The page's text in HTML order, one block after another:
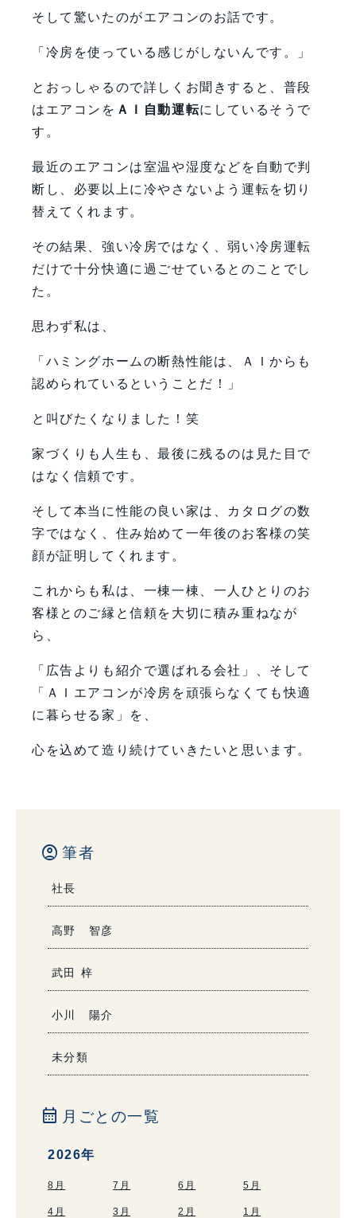
そして驚いたのがエアコンのお話です。
「冷房を使っている感じがしないんです。」
とおっしゃるので詳しくお聞きすると、普段
はエアコンを ＡＩ自動運転にしているそうで
す。
最近のエアコンは室温や湿度などを自動で判
断し、必要以上に冷やさないよう運転を切り
替えてくれます。
その結果、強い冷房ではなく、弱い冷房運転
だけで十分快適に過ごせているとのことでし
た。
思わず私は、
「ハミングホームの断熱性能は、ＡＩからも
認められているということだ！」
と叫びたくなりました！笑
家づくりも人生も、最後に残るのは見た目で
はなく信頼です。
そして本当に性能の良い家は、カタログの数
字ではなく、住み始めて一年後のお客様の笑
顔が証明してくれます。
これからも私は、一棟一棟、一人ひとりのお
客様とのご縁と信頼を大切に積み重ねなが
ら、
「広告よりも紹介で選ばれる会社」、そして
「ＡＩエアコンが冷房を頑張らなくても快適
に暮らせる家」を、
心を込めて造り続けていきたいと思います。
account_circle 筆者
社長
高野 智彦
武田 梓
小川 陽介
未分類
calendar_month 月ごとの一覧
2026年
8月 7月 6月 5月
4月 3月 2月 1月